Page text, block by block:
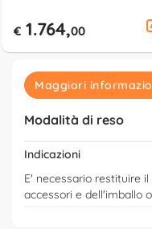
€ 1.764,00
Maggiori
Modalità di reso
Indicazioni
E' necessario restituire
accessori e dell'imballo